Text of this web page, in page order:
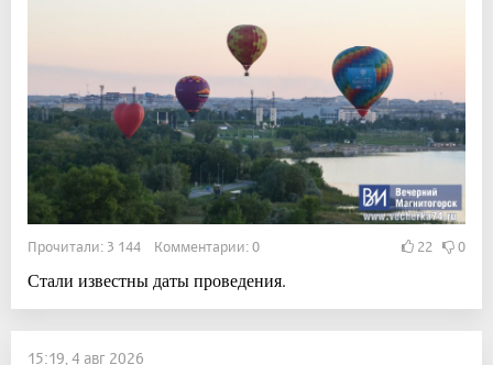
Прочитали: 3 144 Комментарии: 0 22 0
Стали известны даты проведения.
15:19, 4 авг 2026